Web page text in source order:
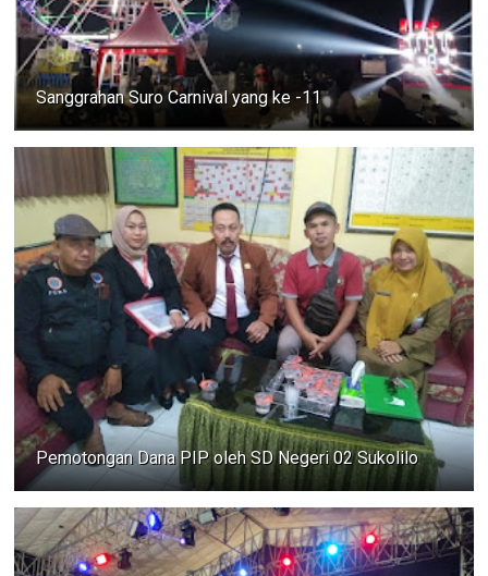
Sanggrahan Suro Carnival yang ke -11
Pemotongan Dana PIP oleh SD Negeri 02 Sukolilo